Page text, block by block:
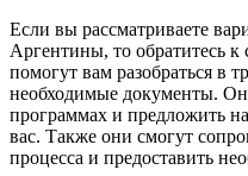
Если вы рассматриваете
Аргентины, то обратитесь
помогут вам разобраться в
необходимые документы.
программах и предложить
вас. Также они смогут
процесса и предоставить